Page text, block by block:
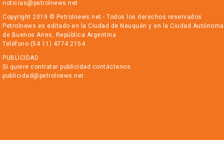
noticias@petrolnews.net
Copyright 2019 © Petrolnews.net - Todos los derechos reservados
Petrolnews es editado en la Ciudad de Neuquén y en la Ciudad Autónoma
de Buenos Aires, República Argentina
Teléfono (54 11) 4774 2154
PUBLICIDAD
Si quiere contratar publicidad contáctenos
publicidad@petrolnews.net